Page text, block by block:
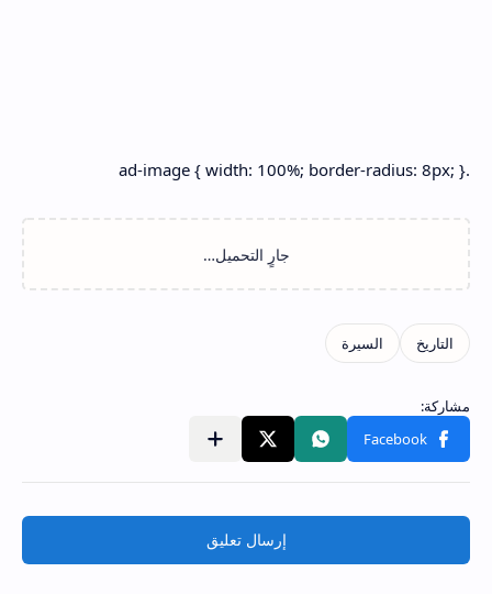
.ad-image { width: 100%; border-radius: 8px; }
إرسال تعليق